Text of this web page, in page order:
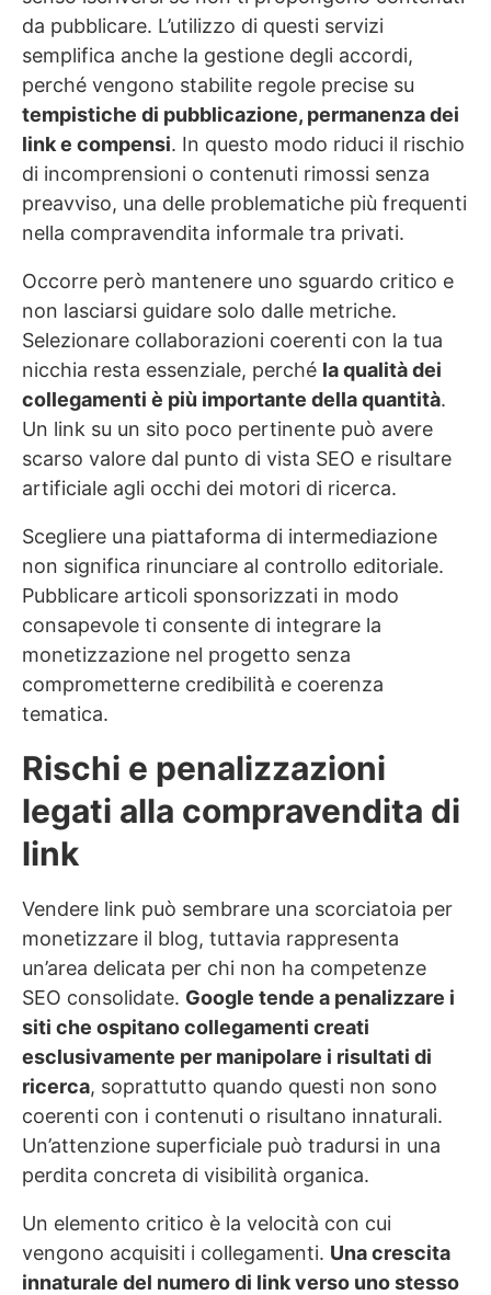
da pubblicare. L’utilizzo di questi servizi
semplifica anche la gestione degli accordi,
perché vengono stabilite regole precise su
tempistiche di pubblicazione, permanenza dei
link e compensi. In questo modo riduci il rischio
di incomprensioni o contenuti rimossi senza
preavviso, una delle problematiche più frequenti
nella compravendita informale tra privati.
Occorre però mantenere uno sguardo critico e
non lasciarsi guidare solo dalle metriche.
Selezionare collaborazioni coerenti con la tua
nicchia resta essenziale, perché la qualità dei
collegamenti è più importante della quantità.
Un link su un sito poco pertinente può avere
scarso valore dal punto di vista SEO e risultare
artificiale agli occhi dei motori di ricerca.
Scegliere una piattaforma di intermediazione
non significa rinunciare al controllo editoriale.
Pubblicare articoli sponsorizzati in modo
consapevole ti consente di integrare la
monetizzazione nel progetto senza
comprometterne credibilità e coerenza
tematica.
Rischi e penalizzazioni
legati alla compravendita di
link
Vendere link può sembrare una scorciatoia per
monetizzare il blog, tuttavia rappresenta
un’area delicata per chi non ha competenze
SEO consolidate. Google tende a penalizzare i
siti che ospitano collegamenti creati
esclusivamente per manipolare i risultati di
ricerca, soprattutto quando questi non sono
coerenti con i contenuti o risultano innaturali.
Un’attenzione superficiale può tradursi in una
perdita concreta di visibilità organica.
Un elemento critico è la velocità con cui
vengono acquisiti i collegamenti. Una crescita
innaturale del numero di link verso uno stesso